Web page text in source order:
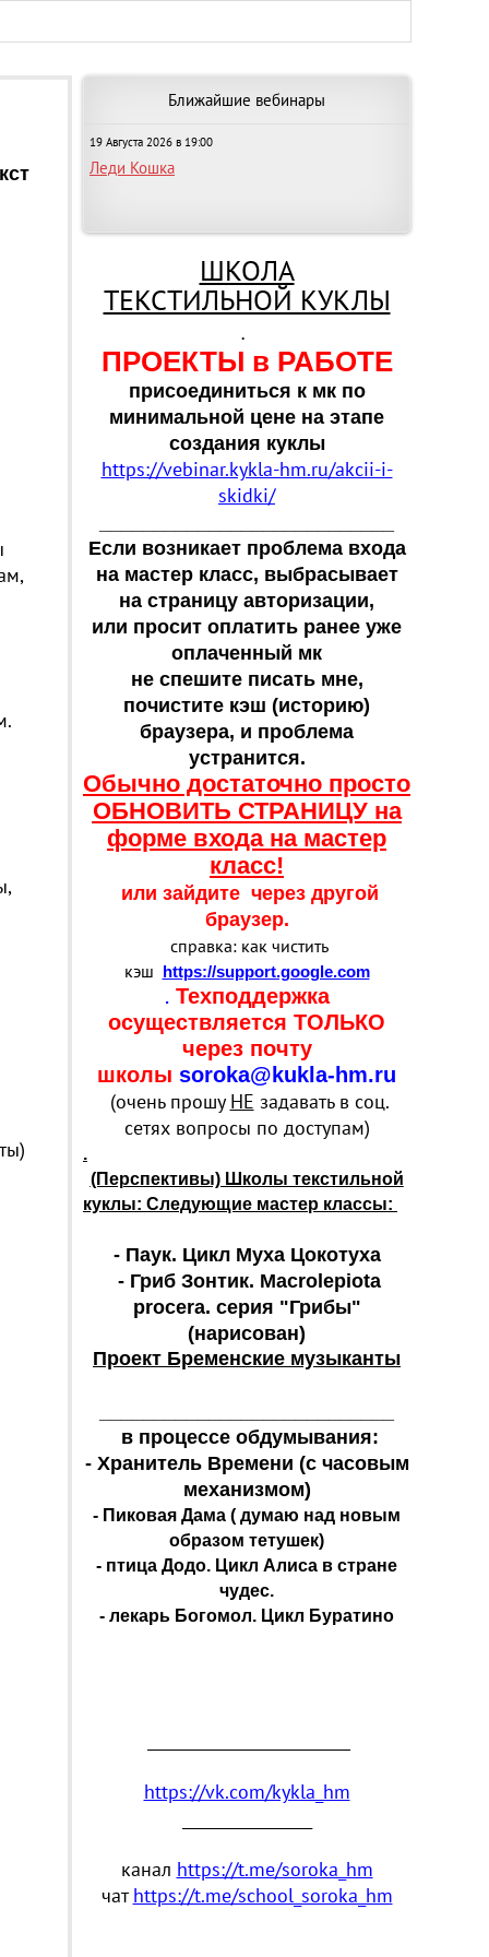
Ближайшие вебинары
19 Августа 2026 в 19:00
Леди Кошка
ШКОЛА
ТЕКСТИЛЬНОЙ КУКЛЫ
.
ПРОЕКТЫ в РАБОТЕ
присоединиться к мк по
минимальной цене на этапе
создания куклы
https://vebinar.kykla-hm.ru/akcii-i-
skidki/
Если возникает проблема входа
на мастер класс, выбрасывает
на страницу авторизации,
или просит оплатить ранее уже
оплаченный мк
не спешите писать мне,
почистите кэш (историю)
браузера, и проблема
устранится.
Обычно достаточно просто
ОБНОВИТЬ СТРАНИЦУ на
форме входа на мастер
класс!
или зайдите через другой
браузер.
справка: как чистить
кэш https://support.google.com
. Техподдержка
осуществляется ТОЛЬКО
через почту
школы soroka@kukla-hm.ru
(очень прошу НЕ задавать в соц.
сетях вопросы по доступам)
.
(Перспективы) Школы текстильной
куклы: Следующие мастер классы:
- Паук. Цикл Муха Цокотуха
- Гриб Зонтик. Macrolepiota
procera. серия "Грибы"
(нарисован)
Проект Бременские музыканты
в процессе обдумывания:
- Хранитель Времени (с часовым
механизмом)
- Пиковая Дама ( думаю над новым
образом тетушек)
- птица Додо. Цикл Алиса в стране
чудес.
- лекарь Богомол. Цикл Буратино
https://vk.com/kykla_hm
канал https://t.me/soroka_hm
чатhttps://t.me/school_soroka_hm